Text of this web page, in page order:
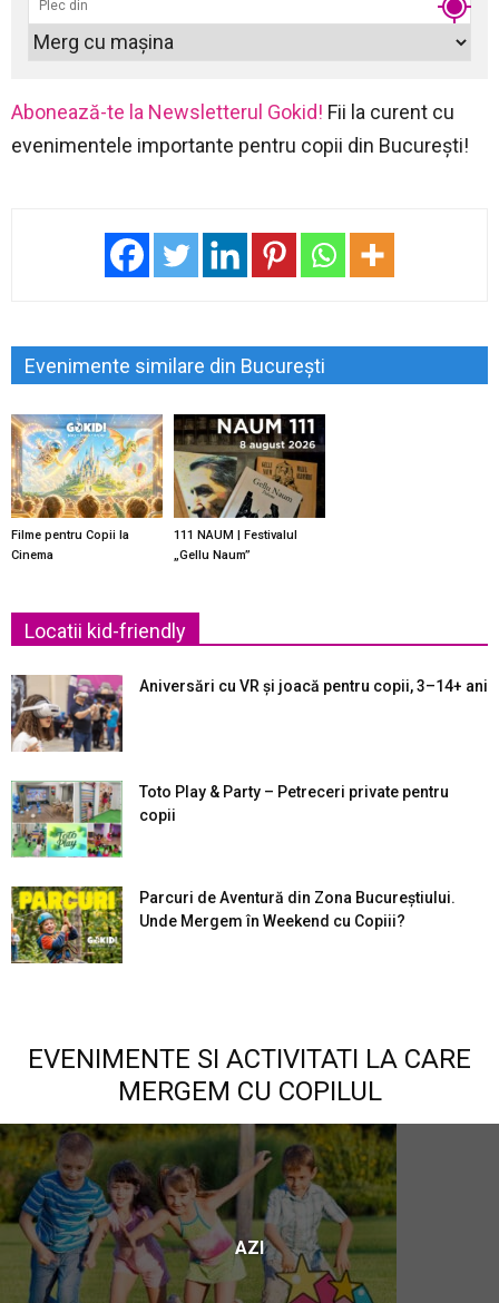
Abonează-te la Newsletterul Gokid! Fii la curent cu
evenimentele importante pentru copii din București!
Evenimente similare din București
Filme pentru Copii la
Cinema
111 NAUM | Festivalul
„Gellu Naum”
Locatii kid-friendly
Aniversări cu VR și joacă pentru copii, 3–14+ ani
Toto Play & Party – Petreceri private pentru
copii
Parcuri de Aventură din Zona Bucureştiului.
Unde Mergem în Weekend cu Copiii?
EVENIMENTE SI ACTIVITATI LA CARE
MERGEM CU COPILUL
AZI